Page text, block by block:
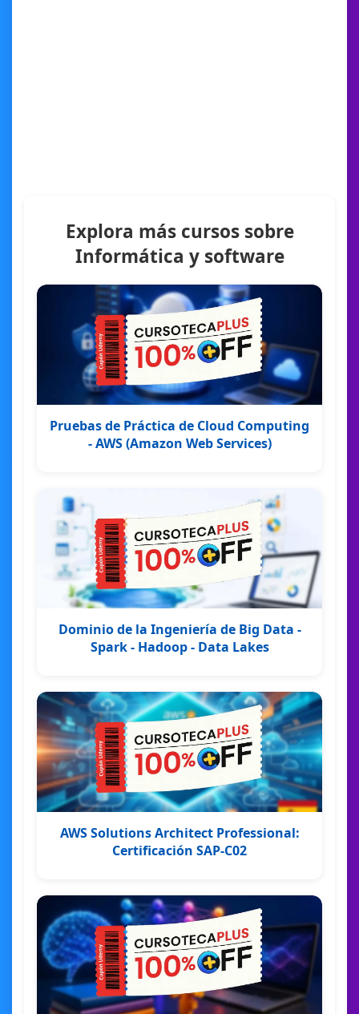
Explora más cursos sobre
Informática y software
Pruebas de Práctica de Cloud Computing
- AWS (Amazon Web Services)
Dominio de la Ingeniería de Big Data -
Spark - Hadoop - Data Lakes
AWS Solutions Architect Professional:
Certificación SAP-C02